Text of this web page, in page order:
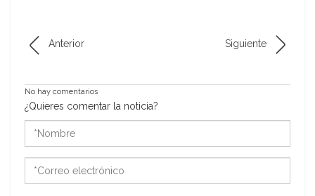
Anterior Siguiente
No hay comentarios
¿Quieres comentar la noticia?
electrónico